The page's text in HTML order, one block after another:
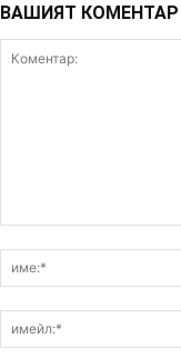
ВАШИЯТ КОМЕНТАР